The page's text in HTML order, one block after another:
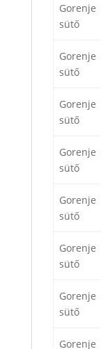
Gorenje
sütő
Gorenje
sütő
Gorenje
sütő
Gorenje
sütő
Gorenje
sütő
Gorenje
sütő
Gorenje
sütő
Gorenje